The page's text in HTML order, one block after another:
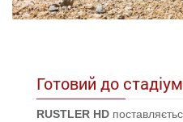
Готовий до
RUSTLER HD